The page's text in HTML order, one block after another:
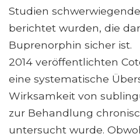
Studien
berichtet wurden, die
Buprenorphin sicher ist.
2014 veröffentlichten
eine systematische
Wirksamkeit von
zur Behandlung
untersucht wurde.